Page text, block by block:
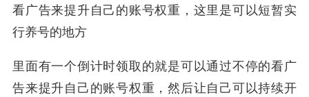
看广告来提升自己的账号权重，这里是可以短暂实
行养号的地方
里面有一个倒计时领取的就是可以通过不停的看广
告来提升自己的账号权重，然后让自己可以持续开